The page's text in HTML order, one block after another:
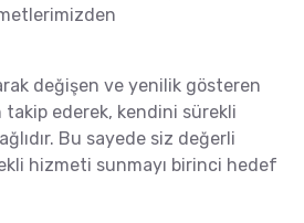
değişen ve yenilik gösteren
takip ederek, kendini sürekli
Bu sayede siz değerli
hizmeti sunmayı birinci hedef